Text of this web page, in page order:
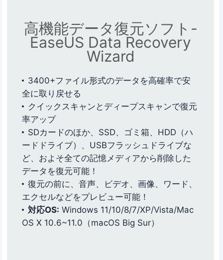
高機能データ復元ソフト-
EaseUS Data Recovery
Wizard
3400+ファイル形式のデータを高確率で安
全に取り戻せる
クイックスキャンとディープスキャンで復元
率アップ
SDカードのほか、SSD、ゴミ箱、HDD（ハ
ードドライブ）、USBフラッシュドライブな
ど、およそ全ての記憶メディアから削除した
データを復元可能！
復元の前に、音声、ビデオ、画像、ワード、
エクセルなどをプレビュー可能！
対応OS: Windows 11/10/8/7/XP/Vista/Mac
OS X 10.6~11.0（macOS Big Sur）